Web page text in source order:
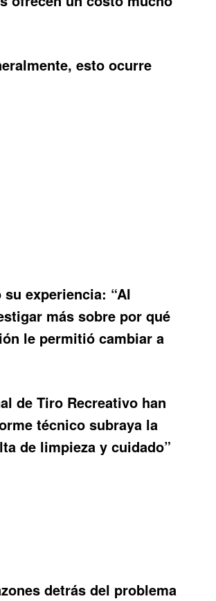
esto ocurre
experiencia: “Al
más sobre por qué
le permitió cambiar a
de Tiro Recreativo han
técnico subraya la
de limpieza y cuidado”
detrás del problema